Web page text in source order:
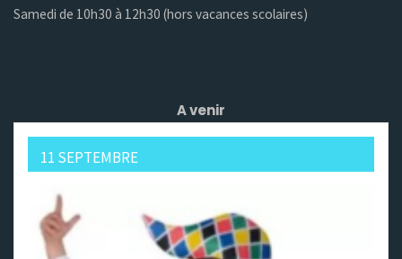
Samedi de 10h30 à 12h30 (hors vacances scolaires)
A venir
11 SEPTEMBRE